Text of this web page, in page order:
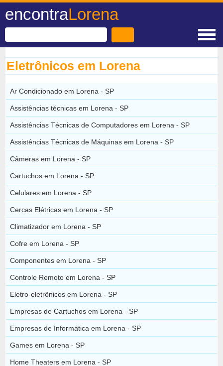
encontraLorena
Eletrônicos em Lorena
Ar Condicionado em Lorena - SP
Assistências técnicas em Lorena - SP
Assistências Técnicas de Computadores em Lorena - SP
Assistências Técnicas de Máquinas em Lorena - SP
Câmeras em Lorena - SP
Cartuchos em Lorena - SP
Celulares em Lorena - SP
Cercas Elétricas em Lorena - SP
Climatizador em Lorena - SP
Cofre em Lorena - SP
Componentes em Lorena - SP
Controle Remoto em Lorena - SP
Eletro-eletrônicos em Lorena - SP
Empresas de Cartuchos em Lorena - SP
Empresas de Informática em Lorena - SP
Games em Lorena - SP
Home Theaters em Lorena - SP